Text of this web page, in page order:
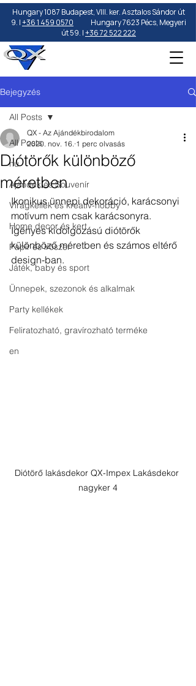
Hungary 1087 Budapest, VIII. ker. Asztalos Sándor út
9. |+36 1 459 0570 Hungary 7623 Pécs, Megyeri
út 59. |+36 72 522 222
Bejegyzés
All Posts
hu
Ajándék és Souvenír
Virágkellék és kreatív-hobby
Home decor és kert
Papír és írószer
Játék, baby és sport
Ünnepek, szezonok és alkalmak
Party kellékek
Feliratozható, gravírozható terméke
en
All Posts
Diótörők különböző
méretben
QX - Az Ajándékbirodalom
2020. nov. 16. 1 perc olvasás
Ikonikus ünnepi dekoráció, karácsonyi
motívum nem csak karácsonyra.
Igényes kidolgozású diótörők
különböző méretben és számos eltérő
design-ban.
Diótörő lakásdekor QX-Impex Lakásdekor
nagyker 4